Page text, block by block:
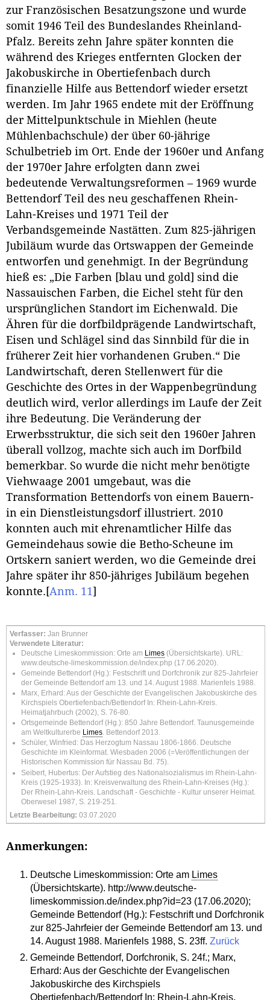
zur Französischen Besatzungszone und wurde
somit 1946 Teil des Bundeslandes Rheinland-
Pfalz. Bereits zehn Jahre später konnten die
während des Krieges entfernten Glocken der
Jakobuskirche in Obertiefenbach durch
finanzielle Hilfe aus Bettendorf wieder ersetzt
werden. Im Jahr 1965 endete mit der Eröffnung
der Mittelpunktschule in Miehlen (heute
Mühlenbachschule) der über 60-jährige
Schulbetrieb im Ort. Ende der 1960er und Anfang
der 1970er Jahre erfolgten dann zwei
bedeutende Verwaltungsreformen – 1969 wurde
Bettendorf Teil des neu geschaffenen Rhein-
Lahn-Kreises und 1971 Teil der
Verbandsgemeinde Nastätten. Zum 825-jährigen
Jubiläum wurde das Ortswappen der Gemeinde
entworfen und genehmigt. In der Begründung
hieß es: „Die Farben [blau und gold] sind die
Nassauischen Farben, die Eichel steht für den
ursprünglichen Standort im Eichenwald. Die
Ähren für die dorfbildprägende Landwirtschaft,
Eisen und Schlägel sind das Sinnbild für die in
früherer Zeit hier vorhandenen Gruben.“ Die
Landwirtschaft, deren Stellenwert für die
Geschichte des Ortes in der Wappenbegründung
deutlich wird, verlor allerdings im Laufe der Zeit
ihre Bedeutung. Die Veränderung der
Erwerbsstruktur, die sich seit den 1960er Jahren
überall vollzog, machte sich auch im Dorfbild
bemerkbar. So wurde die nicht mehr benötigte
Viehwaage 2001 umgebaut, was die
Transformation Bettendorfs von einem Bauern-
in ein Dienstleistungsdorf illustriert. 2010
konnten auch mit ehrenamtlicher Hilfe das
Gemeindehaus sowie die Betho-Scheune im
Ortskern saniert werden, wo die Gemeinde drei
Jahre später ihr 850-jähriges Jubiläum begehen
konnte. [Anm. 11]
Verfasser: Jan Brunner
Verwendete Literatur:
Deutsche Limeskommission: Orte am Limes(Übersichtskarte). URL:
www.deutsche-limeskommission.de/index.php (17.06.2020).
Gemeinde Bettendorf (Hg.): Festschrift und Dorfchronik zur 825-Jahrfeier
der Gemeinde Bettendorf am 13. und 14. August 1988. Marienfels 1988.
Marx, Erhard: Aus der Geschichte der Evangelischen Jakobuskirche des
Kirchspiels Obertiefenbach/Bettendorf In: Rhein-Lahn-Kreis.
Heimatjahrbuch (2002), S. 76-80.
Ortsgemeinde Bettendorf (Hg.): 850 Jahre Bettendorf. Taunusgemeinde
am Weltkulturerbe Limes. Bettendorf 2013.
Schüler, Winfried: Das Herzogtum Nassau 1806-1866. Deutsche
Geschichte im Kleinformat. Wiesbaden 2006 (=Veröffentlichungen der
Historischen Kommission für Nassau Bd. 75).
Seibert, Hubertus: Der Aufstieg des Nationalsozialismus im Rhein-Lahn-
Kreis (1925-1933). In: Kreisverwaltung des Rhein-Lahn-Kreises (Hg.):
Der Rhein-Lahn-Kreis. Landschaft - Geschichte - Kultur unserer Heimat.
Oberwesel 1987, S. 219-251.
Letzte Bearbeitung: 03.07.2020
Anmerkungen:
Deutsche Limeskommission: Orte am Limes
(Übersichtskarte). http://www.deutsche-
limeskommission.de/index.php?id=23 (17.06.2020);
Gemeinde Bettendorf (Hg.): Festschrift und Dorfchronik
zur 825-Jahrfeier der Gemeinde Bettendorf am 13. und
14. August 1988. Marienfels 1988, S. 23ff. Zurück
Gemeinde Bettendorf, Dorfchronik, S. 24f.; Marx,
Erhard: Aus der Geschichte der Evangelischen
Jakobuskirche des Kirchspiels
Obertiefenbach/Bettendorf In: Rhein-Lahn-Kreis.